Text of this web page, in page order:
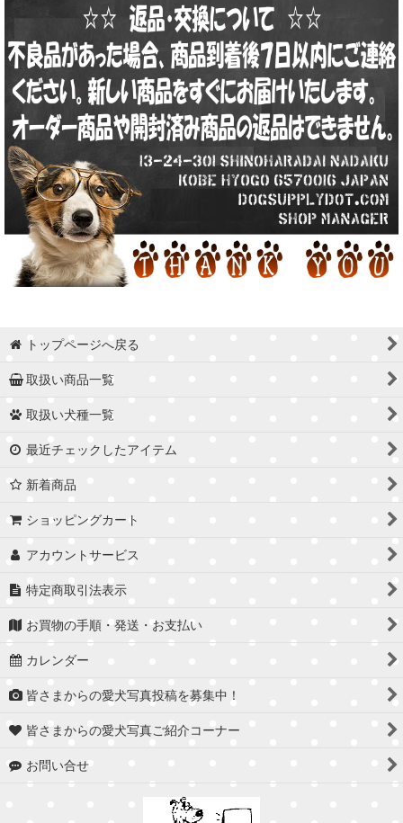
トップページへ戻る
取扱い商品一覧
取扱い犬種一覧
最近チェックしたアイテム
新着商品
ショッピングカート
アカウントサービス
特定商取引法表示
お買物の手順・発送・お支払い
カレンダー
皆さまからの愛犬写真投稿を募集中！
皆さまからの愛犬写真ご紹介コーナー
お問い合せ